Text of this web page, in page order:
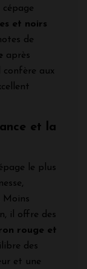
cépage
et noirs
de
après
confère aux
et la
le plus
Moins
il offre des
rouge et
des
et une